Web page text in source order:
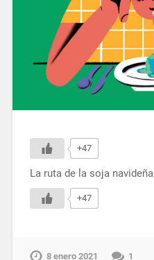
+47
La ruta de la soja navideña
+47
8 enero 2021 1